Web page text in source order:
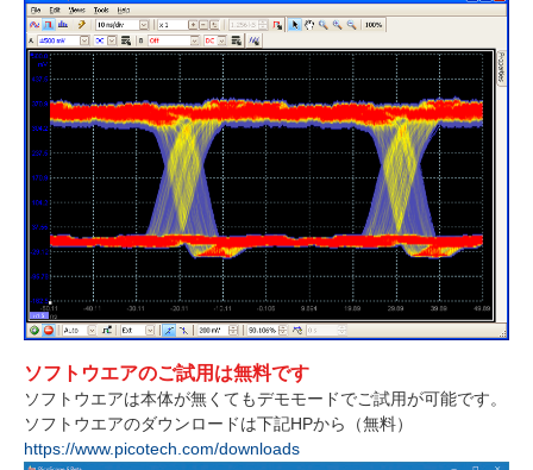
ソフトウエアのご試用は無料です
ソフトウエアは本体が無くてもデモモードでご試用が可能です。
ソフトウエアのダウンロードは下記HPから（無料）
https://www.picotech.com/downloads